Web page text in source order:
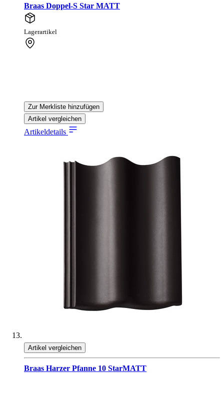
Braas Doppel-S Star MATT
Lagerartikel
Zur Merkliste hinzufügen
Artikel vergleichen
Artikeldetails
Artikel vergleichen
Braas Harzer Pfanne 10 StarMATT